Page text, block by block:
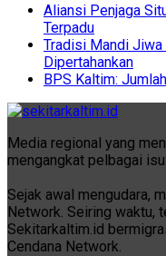
Aliansi Penjaga
Terpadu
Tradisi Mandi Jiwa
Dipertahankan
BPS Kaltim:
Media regional yang
mengangkat pelbagai
Sejak awal mengudara,
Network. Seiring waktu,
Sekitarkaltim.id
Cendana Network.